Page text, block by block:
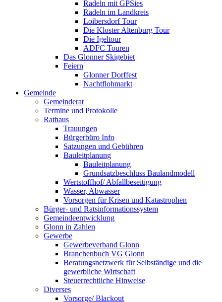
Radeln mit GPSies
Radeln im Landkreis
Loibersdorf Tour
Die Kloster Altenburg Tour
Die Igeltour
ADFC Touren
Das Glonner Skigebiet
Feiern
Glonner Dorffest
Nachtflohmarkt
Gemeinde
Gemeinderat
Termine und Protokolle
Rathaus
Trauungen
Bürgerbüro Info
Satzungen und Gebühren
Bauleitplanung
Bauleitplanung
Grundsatzbeschluss Baulandmodell
Wertstoffhof/ Abfallbeseitigung
Wasser, Abwasser
Vorsorgen für Krisen und Katastrophen
Bürger- und Ratsinformationssystem
Gemeindeentwicklung
Glonn in Zahlen
Gewerbe
Gewerbeverband Glonn
Branchenbuch VG Glonn
Beratungsnetzwerk für Selbständige und die
gewerbliche Wirtschaft
Steuerrechtliche Hinweise
Diverses
Vorsorge/ Blackout